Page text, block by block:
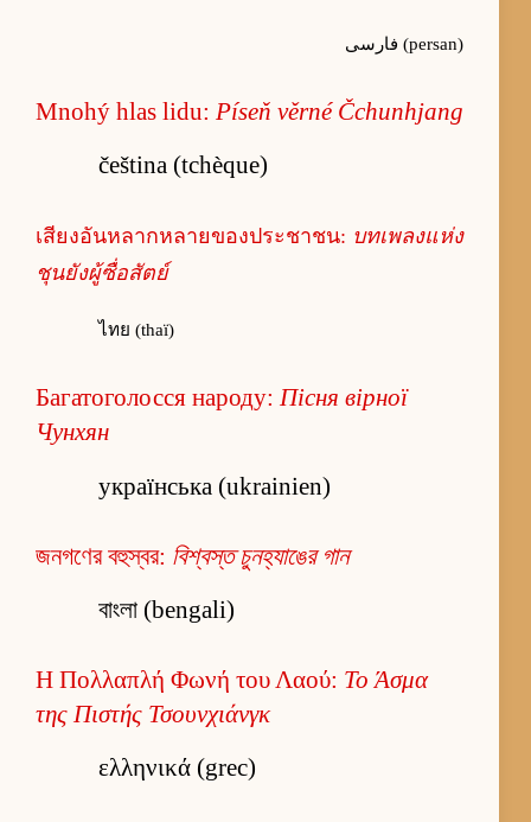
فارسی (persan)
Mnohý hlas lidu: Píseň věrné Čchunhjang
čeština (tchèque)
เสียงอันหลากหลายของประชาชน: บทเพลงแห่ง
ชุนยังผู้ซื่อสัตย์
ไทย (thaï)
Багатоголосся народу: Пісня вірної
Чунхян
українська (ukrainien)
জনগণের বহুস্বর: বিশ্বস্ত চুনহ্যাঙের গান
বাংলা (bengali)
Η Πολλαπλή Φωνή του Λαού: Το Άσμα
της Πιστής Τσουνχιάνγκ
ελληνικά (grec)